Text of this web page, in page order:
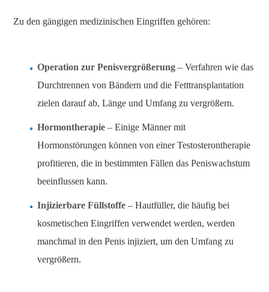
Zu den gängigen medizinischen Eingriffen gehören:
Operation zur Penisvergrößerung – Verfahren wie das
Durchtrennen von Bändern und die Fetttransplantation
zielen darauf ab, Länge und Umfang zu vergrößern.
Hormontherapie – Einige Männer mit
Hormonstörungen können von einer Testosterontherapie
profitieren, die in bestimmten Fällen das Peniswachstum
beeinflussen kann.
Injizierbare Füllstoffe – Hautfüller, die häufig bei
kosmetischen Eingriffen verwendet werden, werden
manchmal in den Penis injiziert, um den Umfang zu
vergrößern.